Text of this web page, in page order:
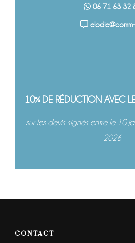
06 71 63 32
10% DE RÉDUCTION AVEC
sur les devis signés entre le 10
2026
CONTACT